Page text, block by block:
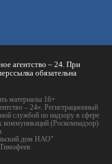
агентство – 24. При
обязательна
материалы 16+
– 24». Регистрационный
службой по надзору в сфере
коммуникаций (Роскомнадзор)
дом НАО"